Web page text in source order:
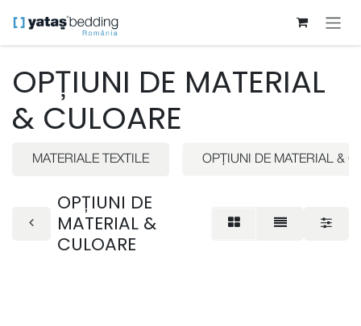
OPȚIUNI DE MATERIAL
& CULOARE
MATERIALE TEXTILE OPȚIUNI DE MATERIAL &
OPȚIUNI DE
MATERIAL &
CULOARE